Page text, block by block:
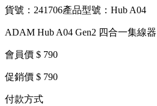
貨號：241706產品型號：Hub A04
ADAM Hub A04 Gen2 四合一集線器
會員價 $ 790
促銷價 $ 790
付款方式